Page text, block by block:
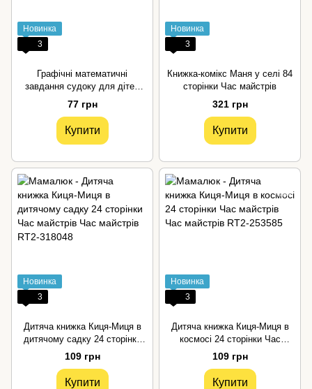
Новинка
3
Графічні математичні
завдання судоку для дітей
Час майстрів
77 грн
Купити
Новинка
3
Книжка-комікс Маня у селі 84
сторінки Час майстрів
321 грн
Купити
Новинка
3
Дитяча книжка Киця-Миця в
дитячому садку 24 сторінки
Час майстрів
109 грн
Купити
Новинка
3
Дитяча книжка Киця-Миця в
космосі 24 сторінки Час
майстрів
109 грн
Купити